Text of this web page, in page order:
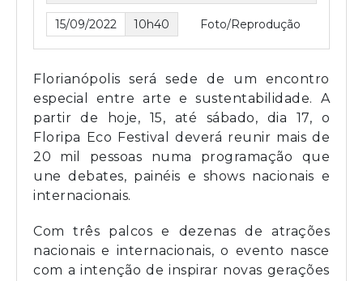
15/09/2022 10h40 Foto/Reprodução
Florianópolis será sede de um encontro
especial entre arte e sustentabilidade. A
partir de hoje, 15, até sábado, dia 17, o
Floripa Eco Festival deverá reunir mais de
20 mil pessoas numa programação que
une debates, painéis e shows nacionais e
internacionais.
Com três palcos e dezenas de atrações
nacionais e internacionais, o evento nasce
com a intenção de inspirar novas gerações